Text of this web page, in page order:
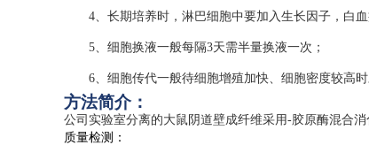
4、长期培养时，淋巴细胞中要加入生长因子，白血
5、细胞换液一般每隔3天需半量换液一次；
6、细胞传代一般待细胞增殖加快、细胞密度较高时
方法简介：
公司实验室分离的大鼠阴道壁成纤维采用-胶原酶混合
质量检测：